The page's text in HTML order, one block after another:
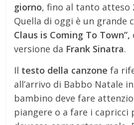
giorno, fino al tanto atteso
Quella di oggi è un grande
Claus is Coming To Town”,
versione da Frank Sinatra.
Il testo della canzone fa
all’arrivo di Babbo Natale
bambino deve fare
piangere o a fare i capricci